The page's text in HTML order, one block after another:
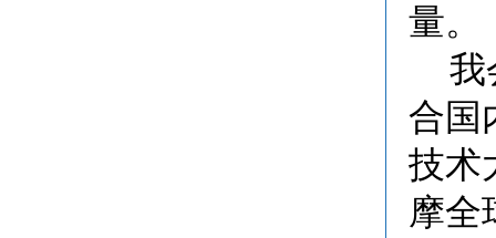
量。
我
合国
技术
摩全